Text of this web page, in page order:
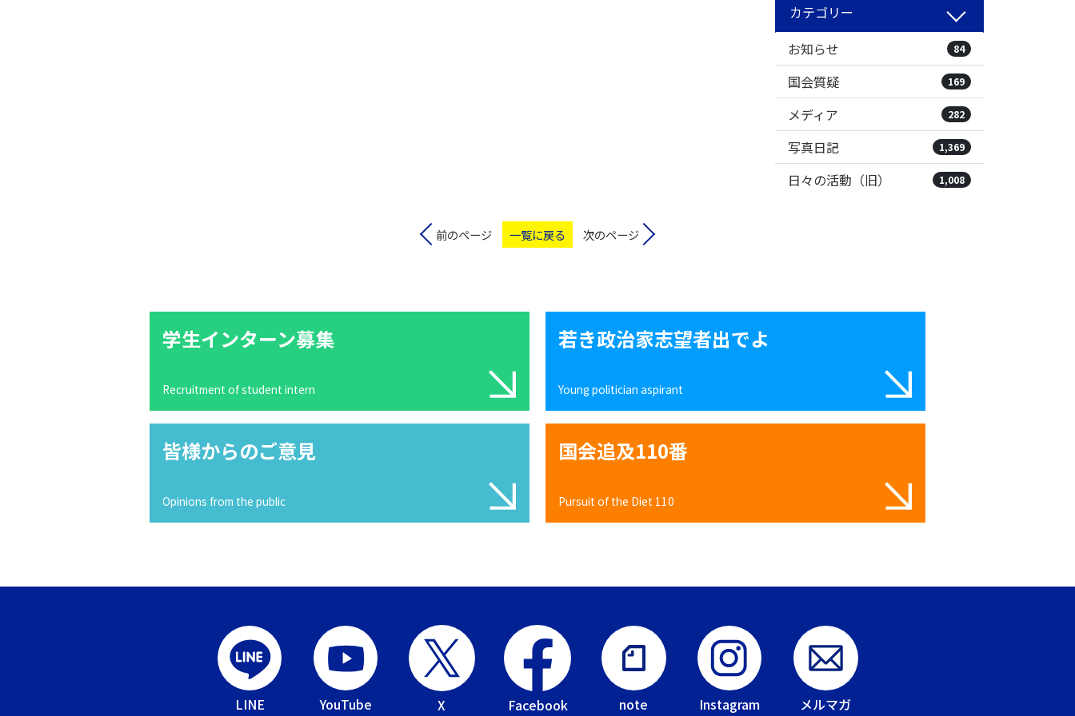
カテゴリー
お知らせ
84
国会質疑 169
メディア 282
写真日記 1,369
日々の活動（旧） 1,008
前のページ 一覧に戻る 次のページ
学生インターン募集
Recruitment of student intern
若き政治家志望者出でよ
Young politician aspirant
皆様からのご意見
Opinions from the public
国会追及110番
Pursuit of the Diet 110
LINE YouTube X Facebook note Instagram メルマガ